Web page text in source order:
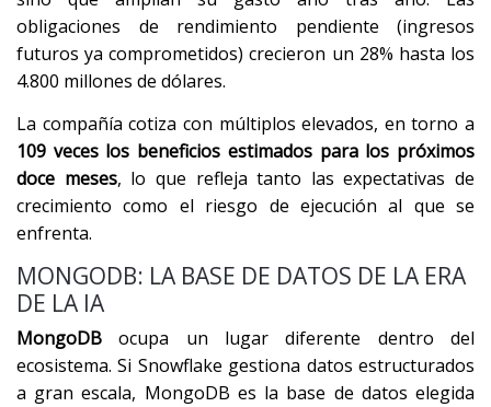
obligaciones de rendimiento pendiente (ingresos
futuros ya comprometidos) crecieron un 28% hasta los
4.800 millones de dólares.
La compañía cotiza con múltiplos elevados, en torno a
109 veces los beneficios estimados para los próximos
doce meses, lo que refleja tanto las expectativas de
crecimiento como el riesgo de ejecución al que se
enfrenta.
MONGODB: LA BASE DE DATOS DE LA ERA
DE LA IA
MongoDB ocupa un lugar diferente dentro del
ecosistema. Si Snowflake gestiona datos estructurados
a gran escala, MongoDB es la base de datos elegida